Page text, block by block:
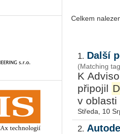
Celkem
1. Další
(Matching
K
připojil
v oblasti
Středa, 10
2.